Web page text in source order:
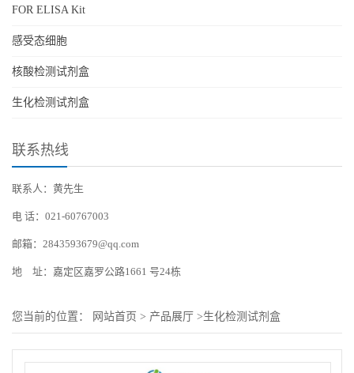
FOR ELISA Kit
感受态细胞
核酸检测试剂盒
生化检测试剂盒
联系热线
联系人：黄先生
电 话：021-60767003
邮箱：2843593679@qq.com
地 址：嘉定区嘉罗公路1661 号24栋
您当前的位置： 网站首页 > 产品展厅 >生化检测试剂盒